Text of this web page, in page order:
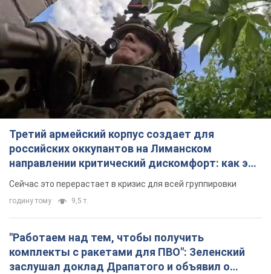
Третий армейский корпус создает для
российских оккупантов на Лиманском
направлении критический дискомфорт: как это
удалось
Сейчас это перерастает в кризис для всей группировки
годину тому 9,5 т.
"Работаем над тем, чтобы получить
комплекты с ракетами для ПВО": Зеленский
заслушал доклад Драпатого и объявил о